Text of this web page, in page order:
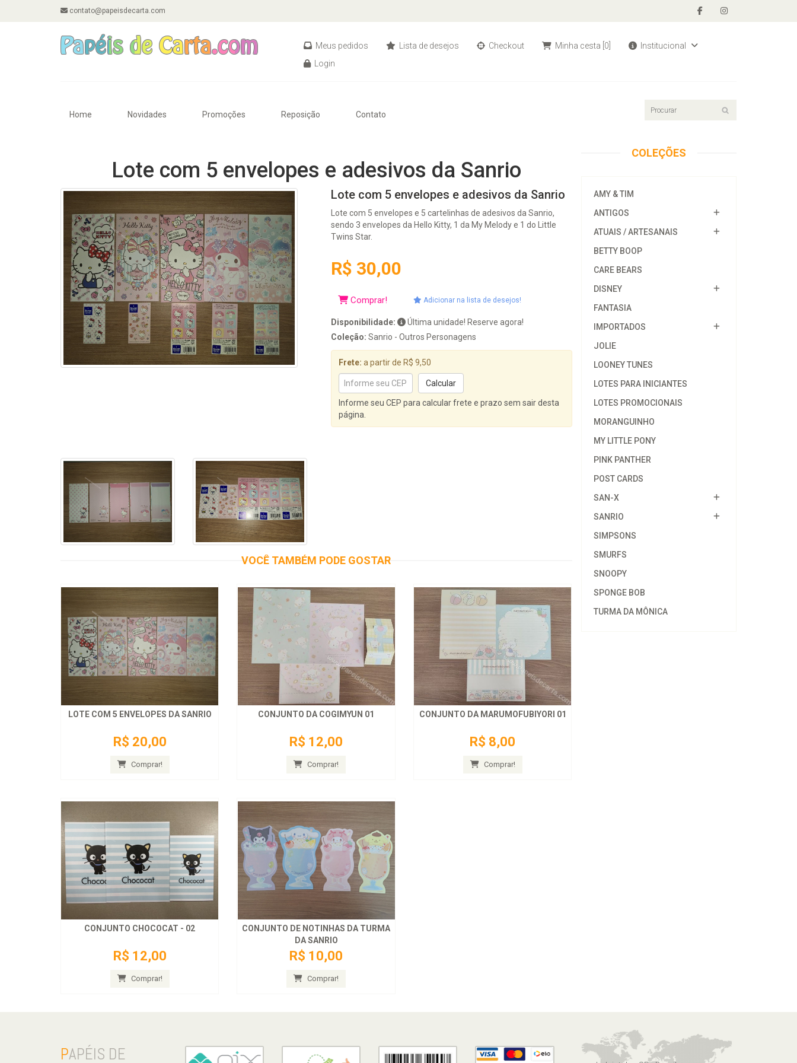
contato@papeisdecarta.com
Meus pedidos Lista de desejos Checkout Minha cesta [0]
Institucional
Login
Home Novidades Promoções Reposição Contato
Lote com 5 envelopes e adesivos da Sanrio
Lote com 5 envelopes e adesivos da Sanrio
Lote com 5 envelopes e 5 cartelinhas de adesivos da Sanrio,
sendo 3 envelopes da Hello Kitty, 1 da My Melody e 1 do Little
Twins Star.
R$ 30,00
Comprar! Adicionar na lista de desejos!
Disponibilidade:
Última unidade! Reserve agora!
Coleção: Sanrio - Outros Personagens
Frete: a partir de R$ 9,50
Informe seu CEP para calcular frete e prazo sem sair desta
página.
VOCÊ TAMBÉM PODE GOSTAR
LOTE COM 5 ENVELOPES DA SANRIO
R$ 20,00
Comprar!
CONJUNTO DA COGIMYUN 01
R$ 12,00
Comprar!
CONJUNTO DA MARUMOFUBIYORI 01
R$ 8,00
Comprar!
CONJUNTO CHOCOCAT - 02
R$ 12,00
Comprar!
CONJUNTO DE NOTINHAS DA TURMA
DA SANRIO
R$ 10,00
Comprar!
COLEÇÕES
AMY & TIM
ANTIGOS
ATUAIS / ARTESANAIS
BETTY BOOP
CARE BEARS
DISNEY
FANTASIA
IMPORTADOS
JOLIE
LOONEY TUNES
LOTES PARA INICIANTES
LOTES PROMOCIONAIS
MORANGUINHO
MY LITTLE PONY
PINK PANTHER
POST CARDS
SAN-X
SANRIO
SIMPSONS
SMURFS
SNOOPY
SPONGE BOB
TURMA DA MÔNICA
PAPÉIS DE